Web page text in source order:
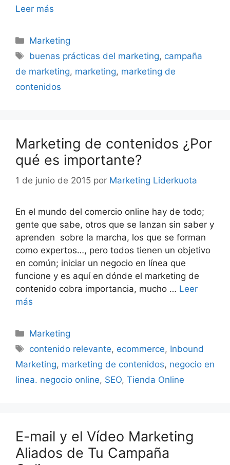
Leer más
Categorías
Marketing
Etiquetas
buenas prácticas del marketing, campaña
de marketing, marketing, marketing de
contenidos
Marketing de contenidos ¿Por
qué es importante?
1 de junio de 2015 por Marketing Liderkuota
En el mundo del comercio online hay de todo;
gente que sabe, otros que se lanzan sin saber y
aprenden sobre la marcha, los que se forman
como expertos…, pero todos tienen un objetivo
en común; iniciar un negocio en línea que
funcione y es aquí en dónde el marketing de
contenido cobra importancia, mucho … Leer
más
Categorías
Marketing
Etiquetas
contenido relevante, ecommerce, Inbound
Marketing, marketing de contenidos, negocio en
linea. negocio online, SEO, Tienda Online
E-mail y el Vídeo Marketing
Aliados de Tu Campaña